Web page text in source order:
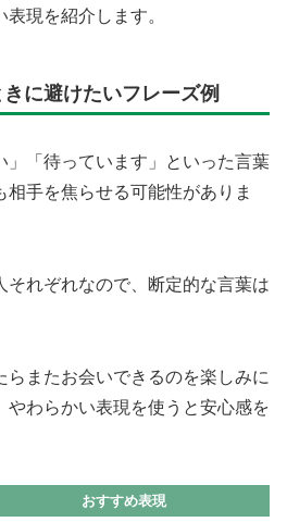
現を紹介します。
きに避けたいフレーズ例
」「待っています」といった言葉
相手を焦らせる可能性がありま
それぞれなので、断定的な言葉は
らまたお会いできるのを楽しみに
やわらかい表現を使うと安心感を
おすすめ表現